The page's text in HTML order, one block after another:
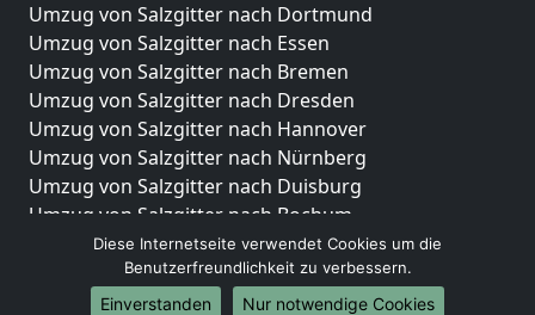
Umzug von Salzgitter nach Dortmund
Umzug von Salzgitter nach Essen
Umzug von Salzgitter nach Bremen
Umzug von Salzgitter nach Dresden
Umzug von Salzgitter nach Hannover
Umzug von Salzgitter nach Nürnberg
Umzug von Salzgitter nach Duisburg
Umzug von Salzgitter nach Bochum
Umzug von Salzgitter nach Wuppertal
Umzug von Salzgitter nach Bielefeld
Umzug von Salzgitter nach Bonn
Diese Internetseite verwendet Cookies um die
Benutzerfreundlichkeit zu verbessern.
Einverstanden
Nur notwendige Cookies